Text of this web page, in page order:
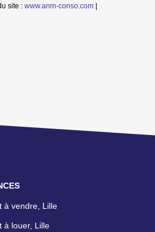
site : www.anm-conso.com
à vendre, Lille
à louer, Lille